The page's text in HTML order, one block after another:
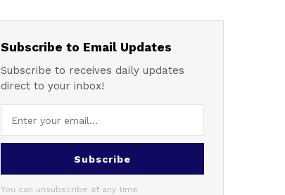
Subscribe to Email Updates
Subscribe to receives daily updates
direct to your inbox!
Subscribe
You can unsubscribe at any time